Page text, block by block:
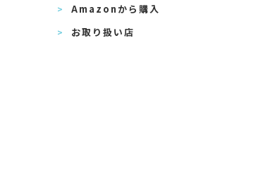
Amazonから購入
お取り扱い店